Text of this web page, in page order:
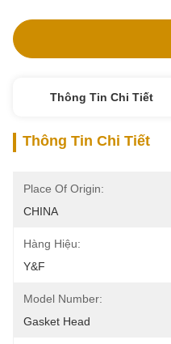
Thông Tin Chi Tiết
Thông Tin Chi Tiết
Place Of Origin:
CHINA
Hàng Hiệu:
Y&F
Model Number:
Gasket Head